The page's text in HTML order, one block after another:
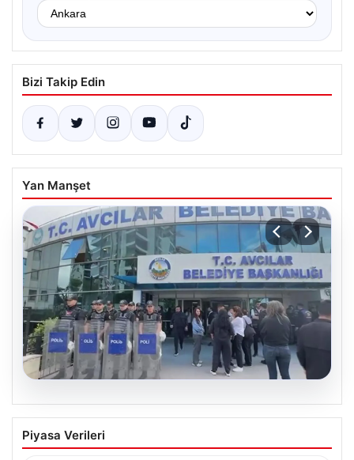
Bizi Takip Edin
Yan Manşet
05.08.2026
Avcılar Belediyesi’ne operasyon. 12
şüpheli gözaltına alındı
Piyasa Verileri